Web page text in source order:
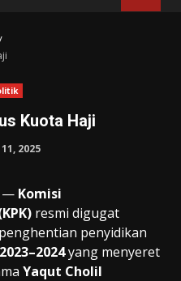
Kuota Haji
2025
— Komisi
resmi digugat
penyidikan
yang menyeret
Yaqut Cholil